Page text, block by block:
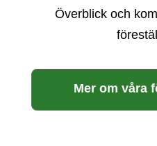
Överblick och
Mer om våra